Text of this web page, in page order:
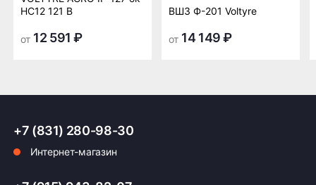
повышенному сцеплению она обеспечивает
хорошую управляемость техникой даже на
влажной и неровной поверхности полей.
отвечающих современным требованиям
сельскохозяйственных предприятий.
транспортной
Новгороде —
транспортной
Новгороде
Оплата заказа
НС12 121 B
от 12 591 ₽
ВШЗ Ф-201 Voltyre
от 14 149 ₽
+7 (831) 280-98-30
Интернет-магазин